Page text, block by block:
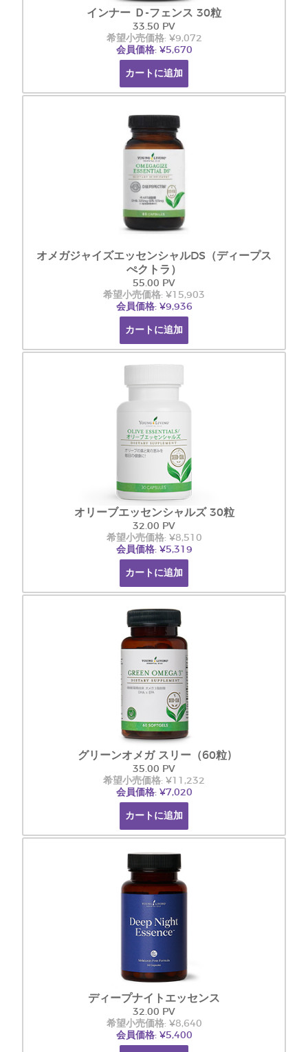
インナー Ｄ-フェンス 30粒
33.50 PV
希望小売価格: ¥9,072
会員価格: ¥5,670
カートに追加
オメガジャイズエッセンシャルDS（ディープス
ぺクトラ）
55.00 PV
希望小売価格: ¥15,903
会員価格: ¥9,936
カートに追加
オリーブエッセンシャルズ 30粒
32.00 PV
希望小売価格: ¥8,510
会員価格: ¥5,319
カートに追加
グリーンオメガ スリー（60粒)
35.00 PV
希望小売価格: ¥11,232
会員価格: ¥7,020
カートに追加
ディープナイトエッセンス
32.00 PV
希望小売価格: ¥8,640
会員価格: ¥5,400